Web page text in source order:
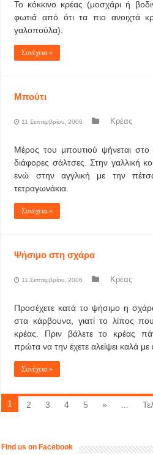
Το κόκκινο κρέας (μοσχάρι ή
φωτιά από ότι τα πιο ανοιχτά
γαλοπούλα).
Συνέχεια »
Μπούτι
11 Σεπτεμβρίου, 2006 Κρέας
Μέρος του μπουτιού ψήνεται στο
διάφορες σάλτσες. Στην γαλλική
ενώ στην αγγλική με την
τετραγωνάκια.
Συνέχεια »
Ψήσιμο στη σχάρα
11 Σεπτεμβρίου, 2006 Κρέας
Προσέχετε κατά το ψήσιμο η
στα κάρβουνα, γιατί το λίπος
κρέας. Πριν βάλετε το κρέας
πρώτα να την έχετε αλείψει καλά με
Συνέχεια »
1 2 3 4 5 »
Find us on Facebook